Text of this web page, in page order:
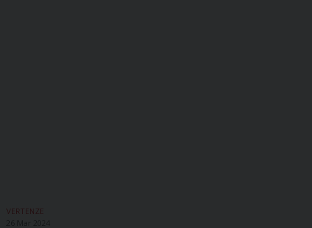
VERTENZE